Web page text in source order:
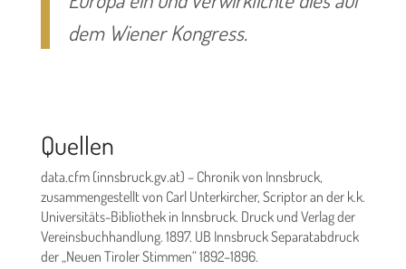
dem Wiener Kongress.
Quellen
data.cfm (innsbruck.gv.at) – Chronik von Innsbruck,
zusammengestellt von Carl Unterkircher, Scriptor an der k.k.
Universitäts-Bibliothek in Innsbruck. Druck und Verlag der
Vereinsbuchhandlung. 1897. UB Innsbruck Separatabdruck
der „Neuen Tiroler Stimmen“ 1892–1896.